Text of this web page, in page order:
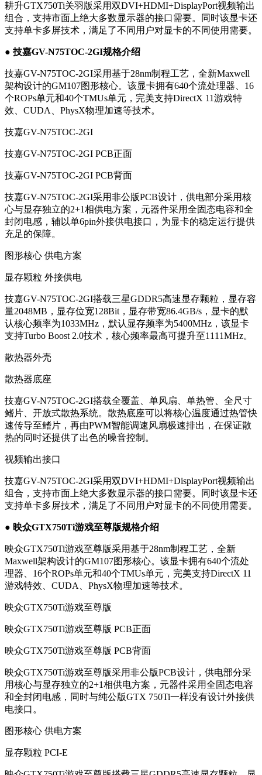
耕升GTX750Ti关羽版采用双DVI+HDMI+DisplayPort视频输出
组合，支持市面上绝大多数显示器的接口需要。同时该显卡还
支持单卡多屏技术，满足了不同用户对显卡的不同使用需要。
● 技嘉GV-N75TOC-2GI规格介绍
技嘉GV-N75TOC-2GI采用基于28nm制程工艺，全新Maxwell
架构设计的GM107图形核心。该显卡拥有640个流处理器、16
个ROPs单元和40个TMUs单元，完美支持DirectX 11游戏特
效、CUDA、PhysX物理加速等技术。
技嘉GV-N75TOC-2GI
技嘉GV-N75TOC-2GI PCB正面
技嘉GV-N75TOC-2GI PCB背面
技嘉GV-N75TOC-2GI采用非公版PCB设计，供电部分采用核
心与显存独立的2+1相供电方案，元器件采用全固态电容和全
封闭电感，辅以单6pin外接供电接口，为显卡的稳定运行提供
充足的保障。
图形核心 供电方案
显存颗粒 外接供电
技嘉GV-N75TOC-2GI搭载三星GDDR5高速显存颗粒，显存容
量2048MB，显存位宽128Bit，显存带宽86.4GB/s，显卡的默
认核心频率为1033MHz，默认显存频率为5400MHz，该显卡
支持Turbo Boost 2.0技术，核心频率最高可提升至1111MHz。
散热器外壳
散热器底座
技嘉GV-N75TOC-2GI搭载全覆盖、单风扇、单热管、全尺寸
鳍片、开放式散热系统。散热底座可以将核心温度通过热管快
速传导至鳍片，再由PWM智能调速风扇极速排出，在保证散
热的同时还提供了出色的噪音控制。
视频输出接口
技嘉GV-N75TOC-2GI采用双DVI+HDMI+DisplayPort视频输出
组合，支持市面上绝大多数显示器的接口需要。同时该显卡还
支持单卡多屏技术，满足了不同用户对显卡的不同使用需要。
● 映众GTX750Ti游戏至尊版规格介绍
映众GTX750Ti游戏至尊版采用基于28nm制程工艺，全新
Maxwell架构设计的GM107图形核心。该显卡拥有640个流处
理器、16个ROPs单元和40个TMUs单元，完美支持DirectX 11
游戏特效、CUDA、PhysX物理加速等技术。
映众GTX750Ti游戏至尊版
映众GTX750Ti游戏至尊版 PCB正面
映众GTX750Ti游戏至尊版 PCB背面
映众GTX750Ti游戏至尊版采用非公版PCB设计，供电部分采
用核心与显存独立的2+1相供电方案，元器件采用全固态电容
和全封闭电感，同时与纯公版GTX 750Ti一样没有设计外接供
电接口。
图形核心 供电方案
显存颗粒 PCI-E